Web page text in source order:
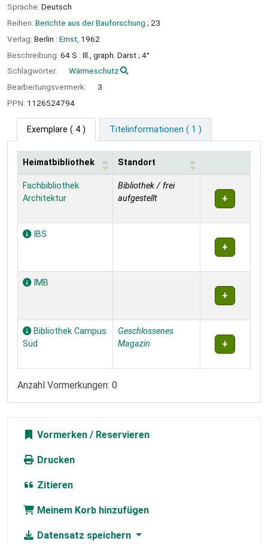
Sprache: Deutsch
Reihen: Berichte aus der Bauforschung ; 23
Verlag: Berlin : Ernst, 1962
Beschreibung: 64 S : Ill., graph. Darst ; 4°
Schlagwörter:
Wärmeschutz
Bearbeitungsvermerk:
3
PPN: 1126524794
Exemplare ( 4 ) Titelinformationen ( 1 )
Exemplare
Heimatbibliothek Standort
Fachbibliothek
Architektur
Bibliothek / frei
aufgestellt
IBS
IMB
Bibliothek Campus
Süd
Geschlossenes
Magazin
Anzahl Vormerkungen: 0
Vormerken
Drucken
Zitieren
Meinem Korb hinzufügen
Datensatz speichern